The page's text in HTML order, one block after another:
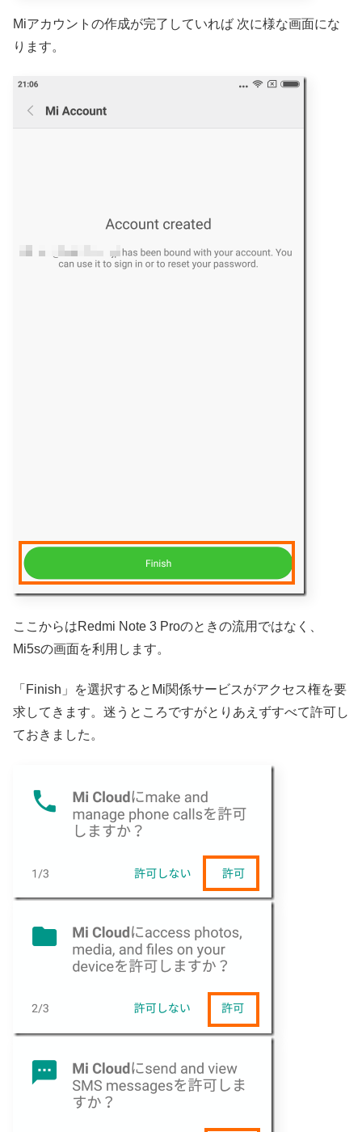
Miアカウントの作成が完了していれば 次に様な画面にな
ります。
ここからはRedmi Note 3 Proのときの流用ではなく、
Mi5sの画面を利用します。
「Finish」を選択するとMi関係サービスがアクセス権を要
求してきます。迷うところですがとりあえずすべて許可し
ておきました。